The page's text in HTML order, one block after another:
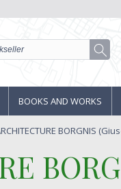
BOOKS AND WORKS
BORGNIS